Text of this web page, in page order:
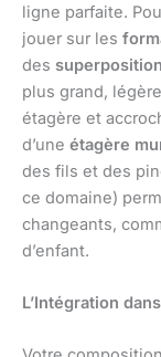
ligne parfaite.
jouer sur les
des
plus grand,
étagère et
d’une étagère
des fils et des
ce domaine)
changeants,
d’enfant.
L’Intégration